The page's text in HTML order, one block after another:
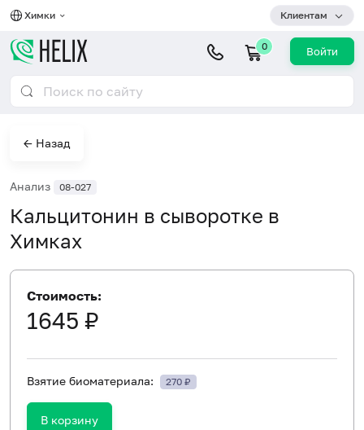
Химки Клиентам
0 Войти
← Назад
Анализ 08-027
Кальцитонин в сыворотке в
Химках
Стоимость:
1645 ₽
Взятие биоматериала: 270 ₽
В корзину